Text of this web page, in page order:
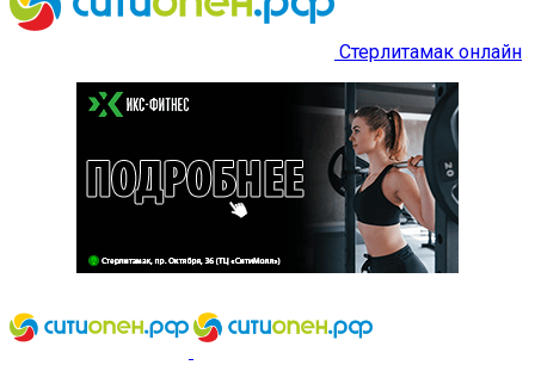
Стерлитамак онлайн